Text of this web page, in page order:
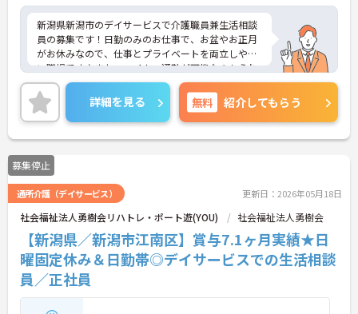
新潟県新潟市のデイサービスで介護職員兼生活相談
員の募集です！日勤のみのお仕事で、お盆やお正月
がお休みなので、仕事とプライベートを両立しやす
い職場です♪また、マイカー通勤が可能なのもうれ
しいポイント◎ご興味のある方は、面接ポイントを
お伝えしますので、お気軽にご連絡ください。
詳細を見る 無料 紹介してもらう
募集停止
通所介護（デイサービス） 更新日：2026年05月18日
社会福祉法人勇樹会リハトレ・ポート遊(YOU) 社会福祉法人勇樹会
【新潟県／新潟市江南区】賞与7.1ヶ月実績★日
曜固定休み＆日勤帯◎デイサービスでの生活相談
員／正社員